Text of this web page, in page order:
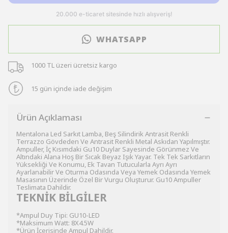
WHATSAPP
1000 TL üzeri ücretsiz kargo
15 gün içinde iade değişim
Ürün Açıklaması
Mentalona Led Sarkıt Lamba, Beş Silindirik Antrasit Renkli
Terrazzo Gövdeden Ve Antrasit Renkli Metal Askıdan Yapılmıştır.
Ampuller, İç Kısımdaki Gu10 Duylar Sayesinde Görünmez Ve
Altındaki Alana Hoş Bir Sıcak Beyaz Işık Yayar. Tek Tek Sarkıtların
Yüksekliği Ve Konumu, Ek Tavan Tutucularla Ayrı Ayrı
Ayarlanabilir Ve Oturma Odasında Veya Yemek Odasında Yemek
Masasının Üzerinde Özel Bir Vurgu Oluşturur. Gu10 Ampuller
Teslimata Dahildir.
TEKNİK BİLGİLER
*Ampul Duy Tipi: GU10-LED
*Maksimum Watt: 8X4.5W
*Ürün İçerisinde Ampul Dahildir.